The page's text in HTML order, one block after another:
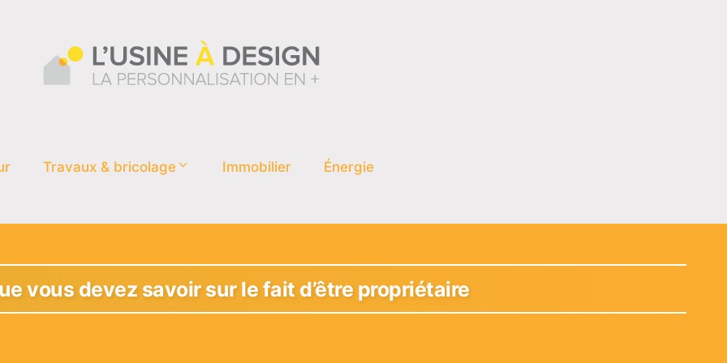
Travaux & bricolage Immobilier Énergie
vous devez savoir sur le fait d’être propriétaire